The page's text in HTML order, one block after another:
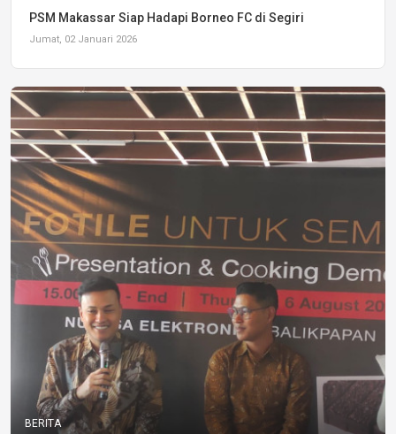
PSM Makassar Siap Hadapi Borneo FC di Segiri
Jumat, 02 Januari 2026
BERITA